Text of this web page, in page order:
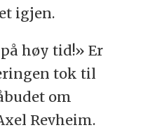
igjen.
høy tid!» Er
tok til
om
Revheim.